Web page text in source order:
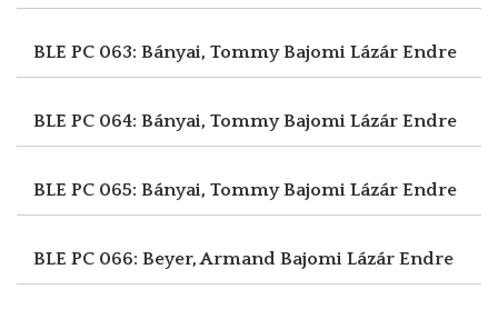
BLE PC 063: Bányai, TommyBajomi Lázár Endre
BLE PC 064: Bányai, TommyBajomi Lázár Endre
BLE PC 065: Bányai, TommyBajomi Lázár Endre
BLE PC 066: Beyer, Armand Bajomi Lázár Endre